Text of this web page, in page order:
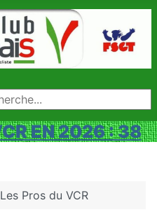
EN 2026 : 38
Les Pros du VCR